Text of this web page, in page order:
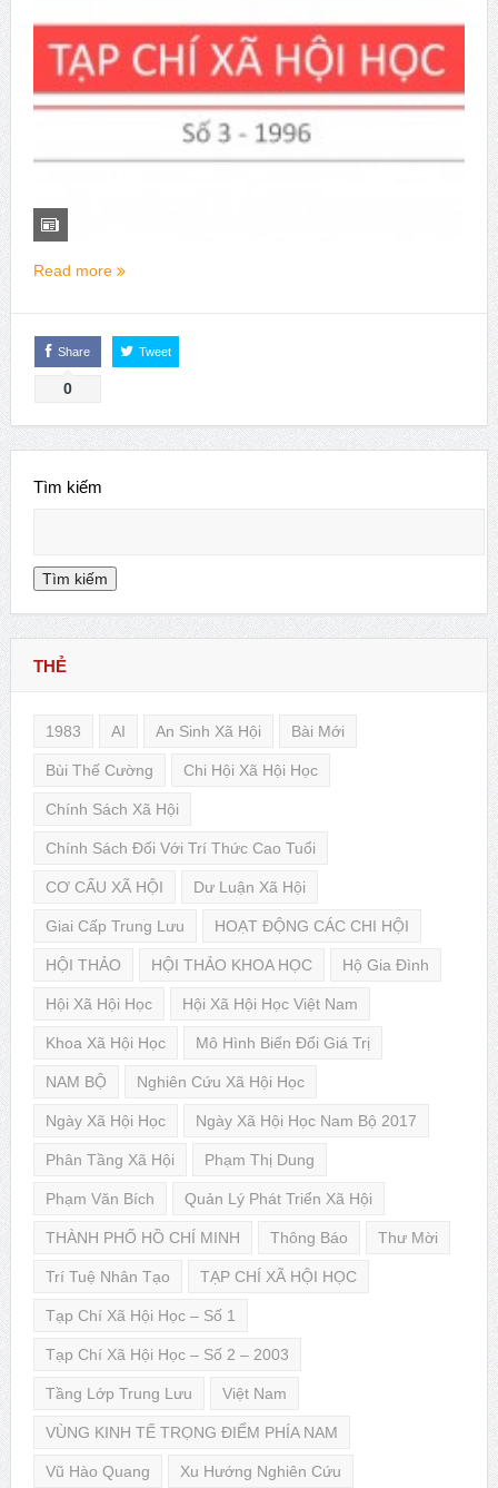
Thời sự Hà Nội 15h ngày 8/7/2025: Thủ tướng đề xuất giải
pháp về môi trường, y tế tại BRICS
Read more
Share
0
Tweet
Tìm kiếm
Tìm kiếm
THẺ
1983 AI An Sinh Xã Hội Bài Mới
Bùi Thế Cường Chi Hội Xã Hội Học
Chính Sách Xã Hội
Chính Sách Đối Với Trí Thức Cao Tuổi
CƠ CẤU XÃ HỘI Dư Luận Xã Hội
Giai Cấp Trung Lưu HOẠT ĐỘNG CÁC CHI HỘI
HỘI THẢO HỘI THẢO KHOA HỌC Hộ Gia Đình
Hội Xã Hội Học Hội Xã Hội Học Việt Nam
Khoa Xã Hội Học Mô Hình Biến Đổi Giá Trị
NAM BỘ Nghiên Cứu Xã Hội Học
Ngày Xã Hội Học Ngày Xã Hội Học Nam Bộ 2017
Phân Tầng Xã Hội Phạm Thị Dung
Phạm Văn Bích Quản Lý Phát Triển Xã Hội
THÀNH PHỐ HỒ CHÍ MINH Thông Báo Thư Mời
Trí Tuệ Nhân Tạo TẠP CHÍ XÃ HỘI HỌC
Tạp Chí Xã Hội Học – Số 1
Tạp Chí Xã Hội Học – Số 2 – 2003
Tầng Lớp Trung Lưu Việt Nam
VÙNG KINH TẾ TRỌNG ĐIỂM PHÍA NAM
Vũ Hào Quang Xu Hướng Nghiên Cứu